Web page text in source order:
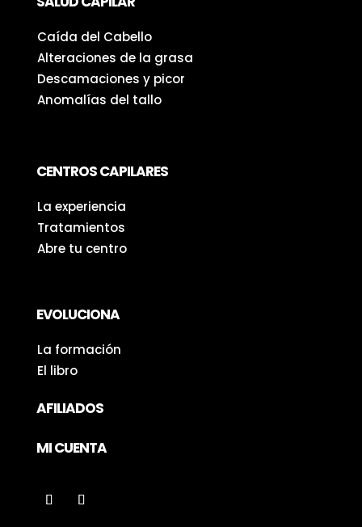
Caída del Cabello
Alteraciones de la grasa
Descamaciones y picor
Anomalías del tallo
CENTROS CAPILARES
La experiencia
Tratamientos
Abre tu centro
EVOLUCIONA
La formación
El libro
AFILIADOS
MI CUENTA